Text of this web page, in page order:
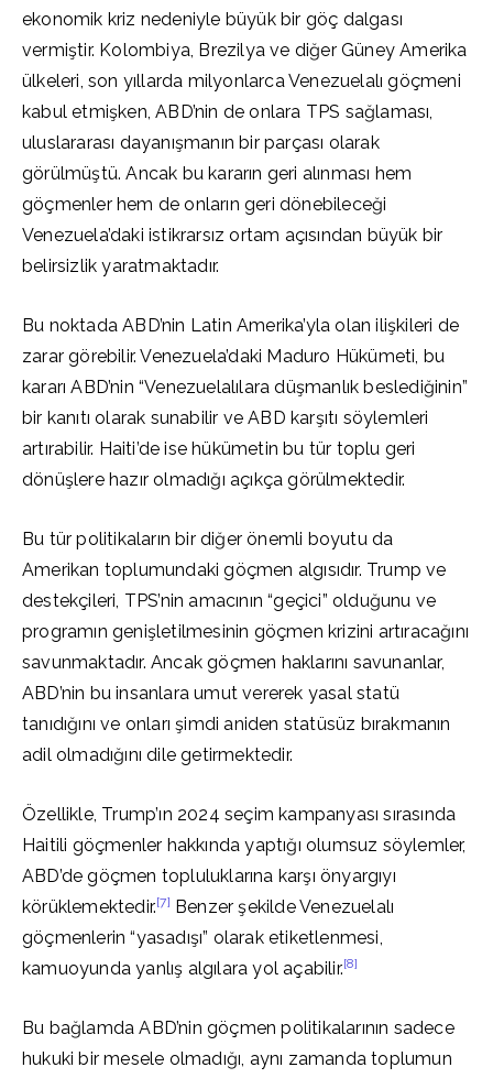
ekonomik kriz nedeniyle büyük bir göç dalgası
vermiştir. Kolombiya, Brezilya ve diğer Güney Amerika
ülkeleri, son yıllarda milyonlarca Venezuelalı göçmeni
kabul etmişken, ABD’nin de onlara TPS sağlaması,
uluslararası dayanışmanın bir parçası olarak
görülmüştü. Ancak bu kararın geri alınması hem
göçmenler hem de onların geri dönebileceği
Venezuela’daki istikrarsız ortam açısından büyük bir
belirsizlik yaratmaktadır.
Bu noktada ABD’nin Latin Amerika’yla olan ilişkileri de
zarar görebilir. Venezuela’daki Maduro Hükümeti, bu
kararı ABD’nin “Venezuelalılara düşmanlık beslediğinin”
bir kanıtı olarak sunabilir ve ABD karşıtı söylemleri
artırabilir. Haiti’de ise hükümetin bu tür toplu geri
dönüşlere hazır olmadığı açıkça görülmektedir.
Bu tür politikaların bir diğer önemli boyutu da
Amerikan toplumundaki göçmen algısıdır. Trump ve
destekçileri, TPS’nin amacının “geçici” olduğunu ve
programın genişletilmesinin göçmen krizini artıracağını
savunmaktadır. Ancak göçmen haklarını savunanlar,
ABD’nin bu insanlara umut vererek yasal statü
tanıdığını ve onları şimdi aniden statüsüz bırakmanın
adil olmadığını dile getirmektedir.
Özellikle, Trump’ın 2024 seçim kampanyası sırasında
Haitili göçmenler hakkında yaptığı olumsuz söylemler,
ABD’de göçmen topluluklarına karşı önyargıyı
körüklemektedir.[7] Benzer şekilde Venezuelalı
göçmenlerin “yasadışı” olarak etiketlenmesi,
kamuoyunda yanlış algılara yol açabilir.[8]
Bu bağlamda ABD’nin göçmen politikalarının sadece
hukuki bir mesele olmadığı, aynı zamanda toplumun